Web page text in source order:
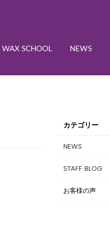
WAX SCHOOL NEWS
カテゴリー
NEWS
STAFF BLOG
お客様の声